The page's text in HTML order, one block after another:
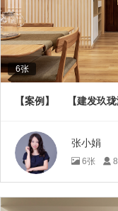
6张
【案例】 【建发玖珑
张小娟
6张